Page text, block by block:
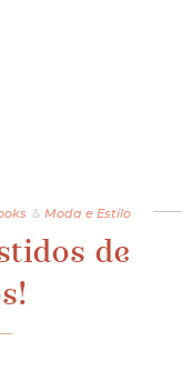
& Moda e Estilo
de